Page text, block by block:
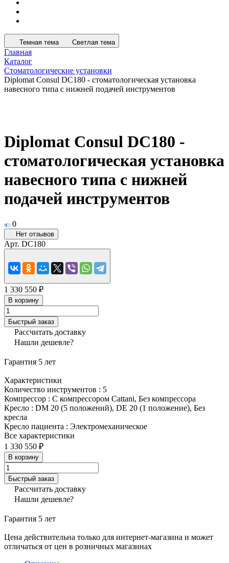
Темная тема Светлая тема
Главная
Каталог
Стоматологические установки
Diplomat Consul DC180 - стоматологическая установка
навесного типа с нижней подачей инструментов
Diplomat Consul DC180 -
стоматологическая установка
навесного типа с нижней
подачей инструментов
0
Нет отзывов
Арт. DC180
1 330 550 ₽
В корзину
Быстрый заказ
Рассчитать доставку
Нашли дешевле?
Гарантия 5 лет
Характеристики
Количество инструментов : 5
Компрессор : С компрессором Cattani, Без компрессора
Кресло : DM 20 (5 положений), DE 20 (1 положение), Без
кресла
Кресло пациента : Электромеханическое
Все характеристики
1 330 550 ₽
В корзину
Быстрый заказ
Рассчитать доставку
Нашли дешевле?
Гарантия 5 лет
Цена действительна только для интернет-магазина и может
отличаться от цен в розничных магазинах